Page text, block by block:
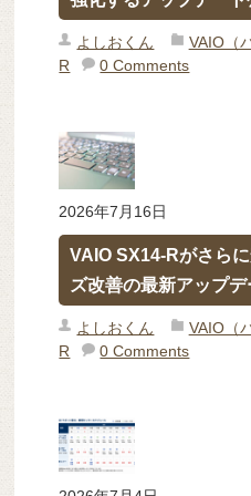
よしおくん VAIO（
R
0 Comments
2026年7月16日
VAIO SX14-Rがさら
ズ改善の最新アップデ
よしおくん VAIO（
R
0 Comments